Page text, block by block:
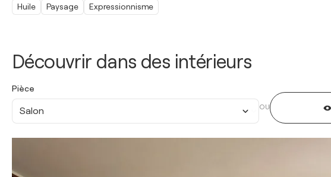
Découvrir dans des intérieurs
Pièce
Salon OU
Huile Paysage Expressionnisme